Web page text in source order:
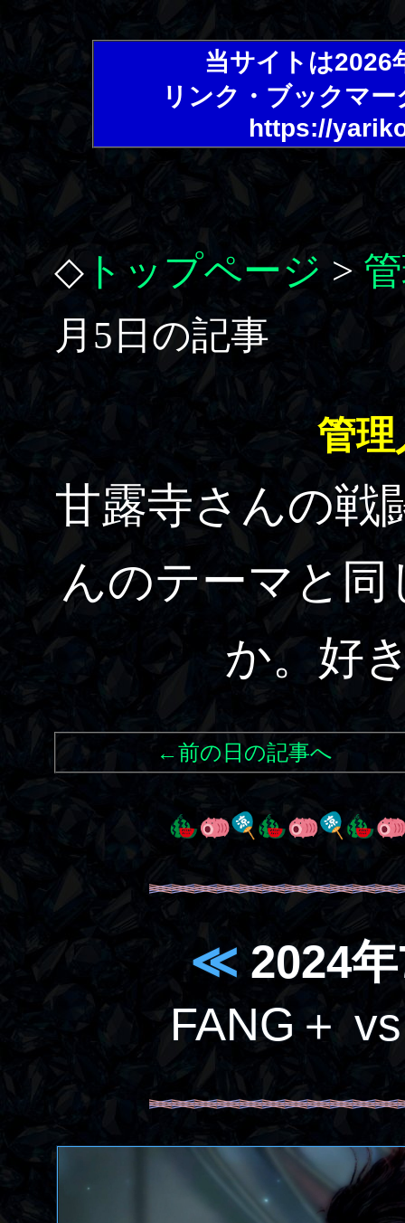
当サイトは2026
リンク・ブックマ
https://
◇ トップページ >
月5日の記事
管理
甘露寺さんの戦
んのテーマと
か。好
←前の日の記事へ
≪ 2024
FANG＋